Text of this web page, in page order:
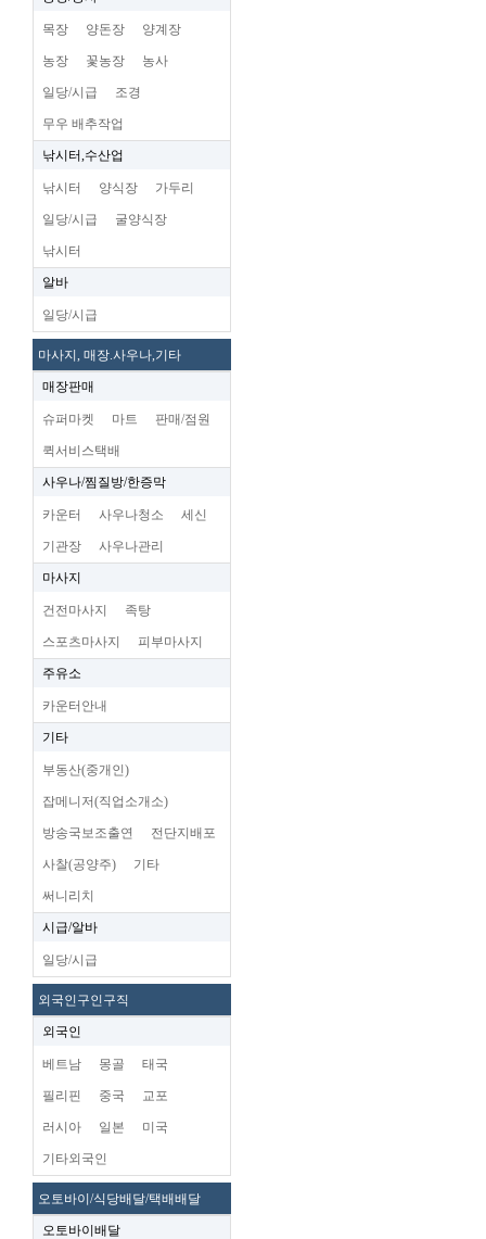
목장 양돈장 양계장
농장 꽃농장 농사
일당/시급 조경
무우 배추작업
낚시터,수산업
낚시터 양식장 가두리
일당/시급 굴양식장
낚시터
알바
일당/시급
마사지, 매장.사우나,기타
매장판매
슈퍼마켓 마트 판매/점원
퀵서비스택배
사우나/찜질방/한증막
카운터 사우나청소 세신
기관장 사우나관리
마사지
건전마사지 족탕
스포츠마사지 피부마사지
주유소
카운터안내
기타
부동산(중개인)
잡메니저(직업소개소)
방송국보조출연 전단지배포
사찰(공양주) 기타
써니리치
시급/알바
일당/시급
외국인구인구직
외국인
베트남 몽골 태국
필리핀 중국 교포
러시아 일본 미국
기타외국인
오토바이/식당배달/택배배달
오토바이배달